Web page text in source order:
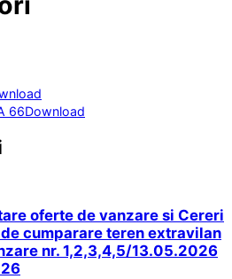
66Download
oferte de vanzare si Cereri
cumparare teren extravilan
nr. 1,2,3,4,5/13.05.2026